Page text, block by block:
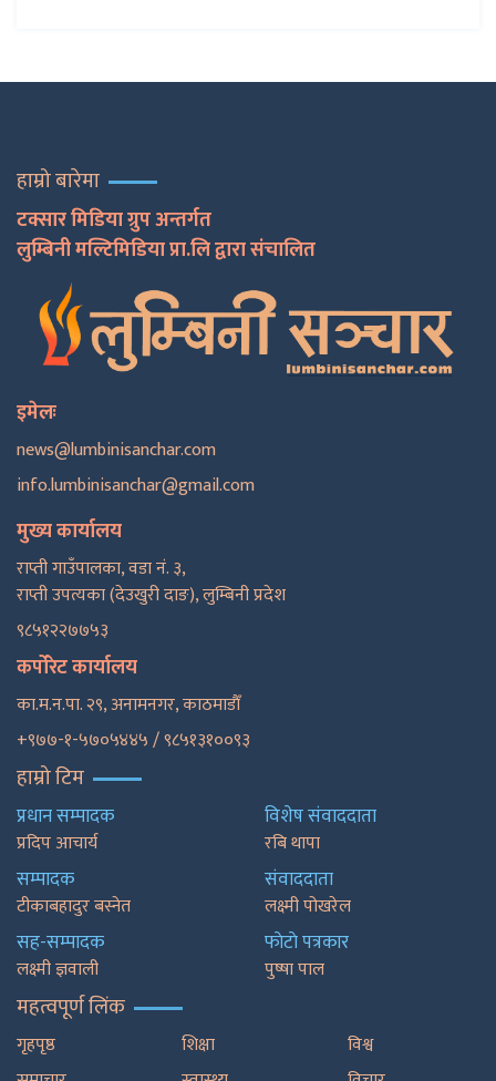
हाम्रो बारेमा
टक्सार मिडिया ग्रुप अन्तर्गत
लुम्बिनी मल्टिमिडिया प्रा.लि द्वारा संचालित
इमेलः
news@lumbinisanchar.com
info.lumbinisanchar@gmail.com
मुख्य कार्यालय
राप्ती गाउँपालका, वडा नं. ३,
राप्ती उपत्यका (देउखुरी दाङ), लुम्बिनी प्रदेश
९८५१२२७७५३
कर्पोरेट कार्यालय
का.म.न.पा. २९, अनामनगर, काठमाडाैँ
+९७७-१-५७०५४४५ / ९८५१३१००९३
हाम्रो टिम
प्रधान सम्पादक
प्रदिप आचार्य
सम्पादक
टीकाबहादुर बस्नेत
सह-सम्पादक
लक्ष्मी ज्ञवाली
विशेष संवाददाता
रबि थापा
संवाददाता
लक्ष्मी पोखरेल
फाेटाे पत्रकार
पुष्षा पाल
महत्वपूर्ण लिंक
गृहपृष्ठ
शिक्षा
विश्व